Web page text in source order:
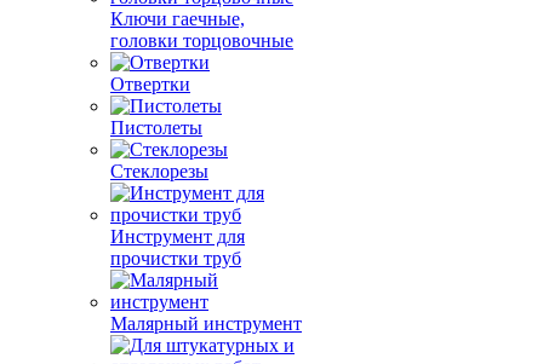
Ключи гаечные,
головки торцовочные
Отвертки
Пистолеты
Стеклорезы
Инструмент для
прочистки труб
Малярный инструмент